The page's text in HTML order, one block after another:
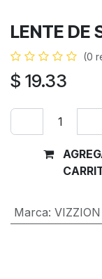
LENTE DE
(0
$ 19.33
Marca: VIZZION